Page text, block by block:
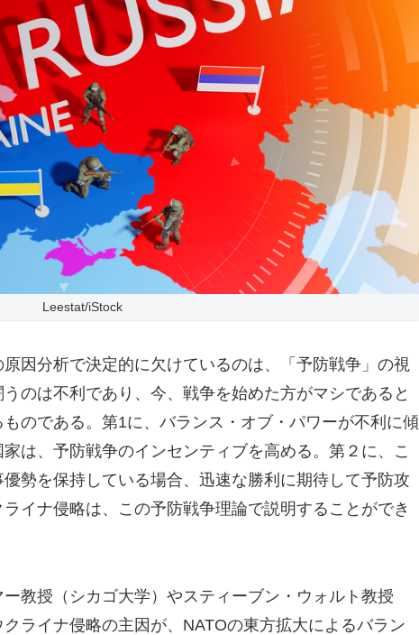
Leestat/iStock
因分析で決定的に欠けているのは、「予防戦争」の視
のは不利であり、今、戦争を始めた方がマシであると
のである。第1に、バランス・オブ・パワーが不利に傾
は、予防戦争のインセンティブを高める。第２に、こ
勢を保持している場合、迅速な勝利に期待して予防攻
イナ侵略は、この予防戦争理論で説明することができ
教授（シカゴ大学）やスティーブン・ウォルト教授
クライナ侵略の主因が、NATOの東方拡大によるバラン